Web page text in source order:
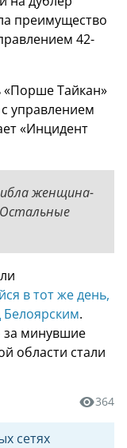
преимущество
42-
«Порше Тайкан»
управлением
«Инцидент
женщина-
в тот же день,
Белоярским.
за минувшие
области стали
364
сетях